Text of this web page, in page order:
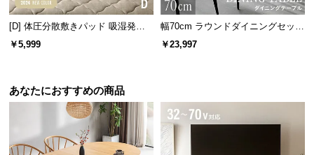
[D] 体圧分散敷きパッド 吸湿発熱
マイクロファイバー
￥5,999
幅70cm ラウンドダイニングセット
石目調 大理石調 無地ホワイト 丸
￥23,997
あなたにおすすめの商品